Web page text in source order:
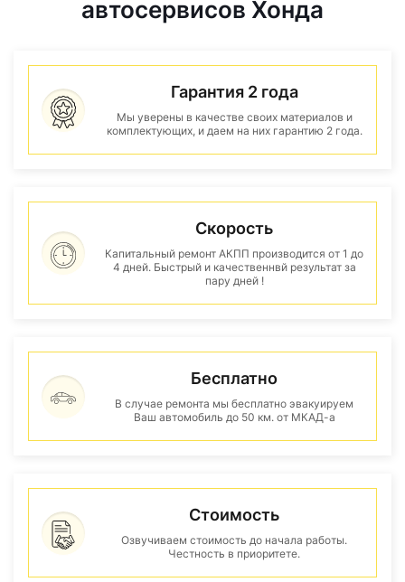
автосервисов Хонда
Гарантия 2 года
Мы уверены в качестве своих материалов и
комплектующих, и даем на них гарантию 2 года.
Скорость
Капитальный ремонт АКПП производится от 1 до
4 дней. Быстрый и качественнвй результат за
пару дней !
Бесплатно
В случае ремонта мы бесплатно эвакуируем
Ваш автомобиль до 50 км. от МКАД-а
Стоимость
Озвучиваем стоимость до начала работы.
Честность в приоритете.